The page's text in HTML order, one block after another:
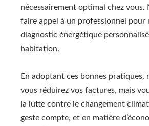
nécessairement optimal chez vous.
faire appel à un professionnel pour
diagnostic énergétique
habitation.
En adoptant ces bonnes pratiques,
vous réduirez vos factures, mais
la lutte contre le changement
geste compte, et en matière